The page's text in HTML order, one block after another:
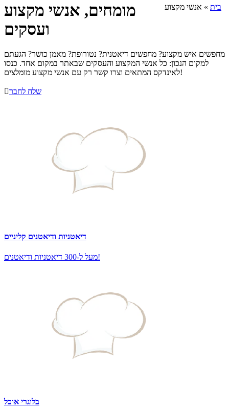
בית » אנשי מקצוע
מומחים, אנשי מקצוע
ועסקים
מחפשים איש מקצוע? מחפשים דיאטנית? נטורופת? מאמן כושר? הגעתם
למקום הנכון: כל אנשי המקצוע והעסקים שבאתר במקום אחד. כנסו
לאינדקס המתאים וצרו קשר רק עם אנשי מקצוע מומלצים!
שלח לחבר
דיאטניות ודיאטנים קליניים
מעל ל-300 דיאטניות ודיאטנים!
בלוגרי אוכל